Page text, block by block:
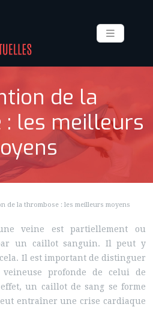
de la
les meilleurs
de la thrombose : les meilleurs moyens
veine est partiellement ou
un caillot sanguin. Il peut y
Il est important de distinguer
profonde de celui de
un caillot de sang se forme
entraîner une crise cardiaque